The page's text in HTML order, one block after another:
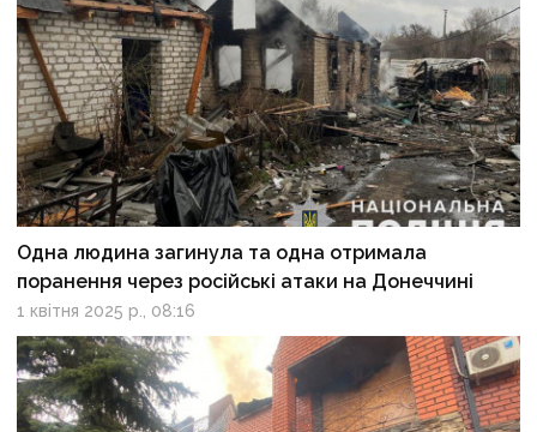
Одна людина загинула та одна отримала
поранення через російські атаки на Донеччині
1 квітня 2025 р., 08:16